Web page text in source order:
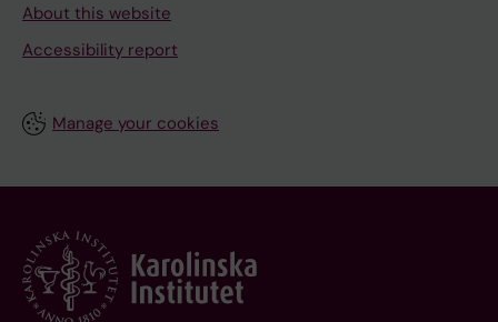
About this website
Accessibility report
Manage your cookies